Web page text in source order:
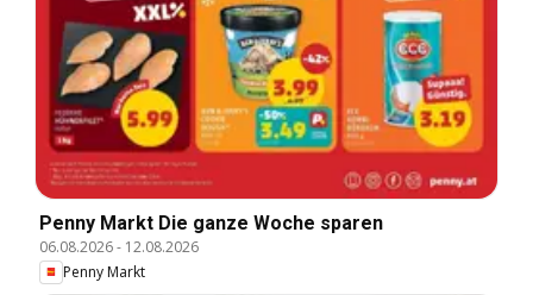
Penny Markt Die ganze Woche sparen
06.08.2026- 12.08.2026
Penny Markt